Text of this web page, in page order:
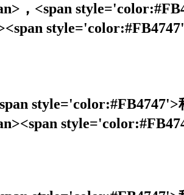
，<span
style='color:#FB4747'>